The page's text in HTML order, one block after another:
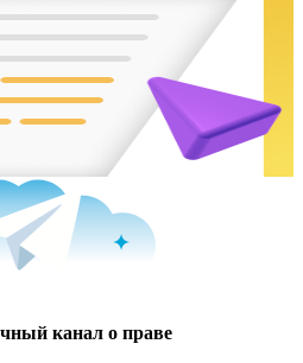
канал о праве